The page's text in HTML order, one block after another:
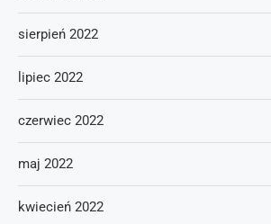
sierpień 2022
lipiec 2022
czerwiec 2022
maj 2022
kwiecień 2022